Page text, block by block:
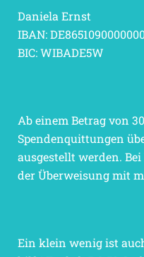
Daniela Ernst
IBAN:
BIC: WIBADE5W
Ab einem Betrag von
Spendenquittungen
ausgestellt werden.
der Überweisung mit
Ein klein wenig ist